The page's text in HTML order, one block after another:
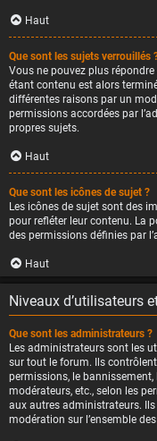
Haut
Que sont les sujets verrouillés
Vous ne pouvez plus
étant contenu est alors
différentes raisons par un
permissions accordées par
propres sujets.
Haut
Que sont les icônes de sujet ?
Les icônes de sujet sont des
pour refléter leur contenu. La
des permissions définies par
Haut
Niveaux d’utilisateurs
Que sont les administrateurs ?
Les administrateurs sont les
sur tout le forum. Ils
permissions, le
modérateurs, etc., selon les
aux autres administrateurs.
modération sur l’ensemble